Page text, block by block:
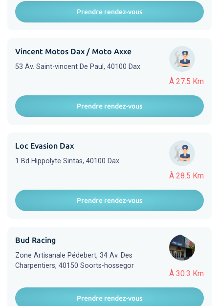
Prendre rendez-vous
À 27.5 Km
Vincent Motos Dax / Moto Axxe
53 Av. Saint-vincent De Paul, 40100 Dax
Prendre rendez-vous
À 28.5 Km
Loc Evasion Dax
1 Bd Hippolyte Sintas, 40100 Dax
Prendre rendez-vous
À 30.3 Km
Bud Racing
Zone Artisanale Pédebert, 34 Av. Des
Charpentiers, 40150 Soorts-hossegor
Prendre rendez-vous